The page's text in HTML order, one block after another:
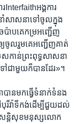
អង្គការ​
ាំ​សាសនា​ទៅចូល​ក្នុង
ប៉ាប​គេ​កម្រ​អញ្ជើញ​
ចូលរួម​គេអញ្ជើញ​គាត់​
កាន់​ព្រះពុទ្ធសាសនា​
ាមួយ​ក៏បាន​ដែរ»។
បាន​មក​ធ្វើ​ទំនាក់​ទំនង​
បុរីវ៉ាទីកង់​ដើម្បី​ជួយដល់​
សន្តិសុខមនុស្ស​លោក​